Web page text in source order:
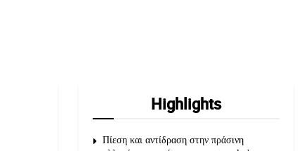
Highlights
Πίεση και αντίδραση στην πράσινη